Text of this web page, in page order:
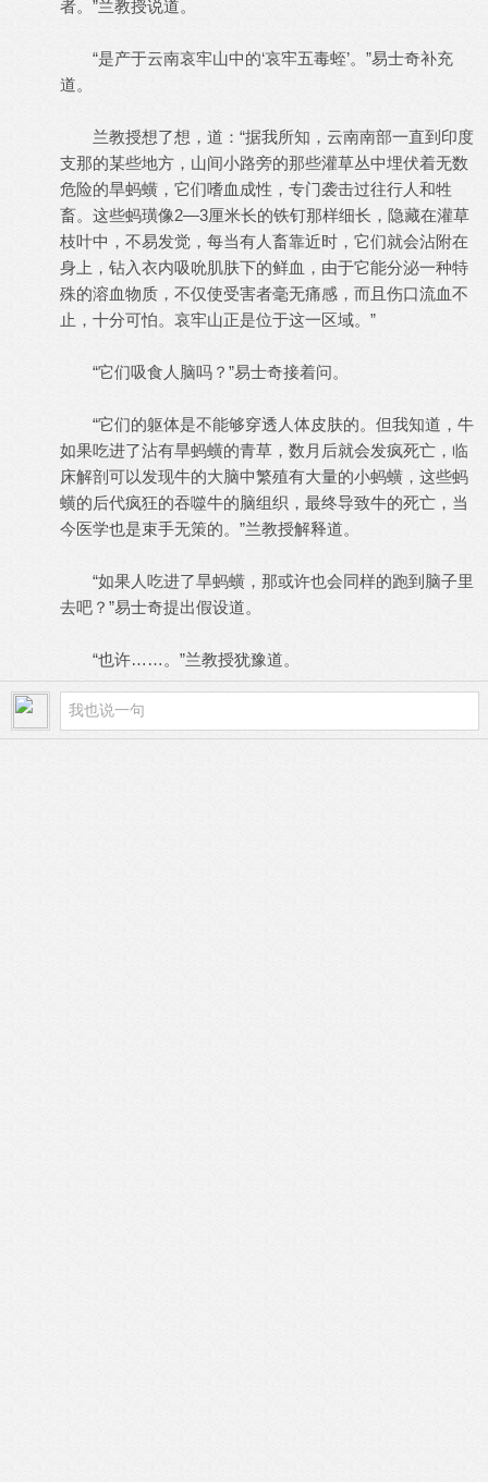
者。”兰教授说道。
“是产于云南哀牢山中的‘哀牢五毒蛭’。”易士奇补充
道。
兰教授想了想，道：“据我所知，云南南部一直到印度
支那的某些地方，山间小路旁的那些灌草丛中埋伏着无数
危险的旱蚂蟥，它们嗜血成性，专门袭击过往行人和牲
畜。这些蚂璜像2—3厘米长的铁钉那样细长，隐藏在灌草
枝叶中，不易发觉，每当有人畜靠近时，它们就会沾附在
身上，钻入衣内吸吮肌肤下的鲜血，由于它能分泌一种特
殊的溶血物质，不仅使受害者毫无痛感，而且伤口流血不
止，十分可怕。哀牢山正是位于这一区域。”
“它们吸食人脑吗？”易士奇接着问。
“它们的躯体是不能够穿透人体皮肤的。但我知道，牛
如果吃进了沾有旱蚂蟥的青草，数月后就会发疯死亡，临
床解剖可以发现牛的大脑中繁殖有大量的小蚂蟥，这些蚂
蟥的后代疯狂的吞噬牛的脑组织，最终导致牛的死亡，当
今医学也是束手无策的。”兰教授解释道。
“如果人吃进了旱蚂蟥，那或许也会同样的跑到脑子里
去吧？”易士奇提出假设道。
“也许……。”兰教授犹豫道。